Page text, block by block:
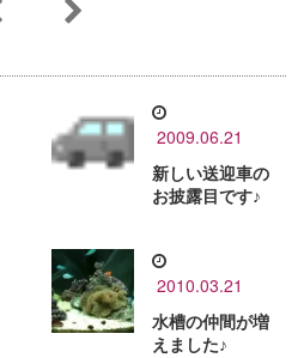
2009.06.21
新しい送迎車の
お披露目です♪
2010.03.21
水槽の仲間が増
えました♪